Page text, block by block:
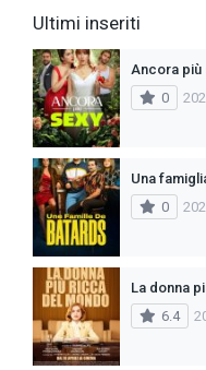
Ultimi inseriti
Ancora più
0
Una
0
La donna
6.4